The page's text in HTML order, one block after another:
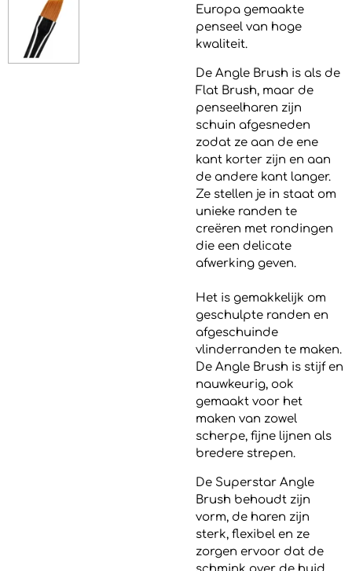
Europa gemaakte
penseel van hoge
kwaliteit.
De Angle Brush is als de
Flat Brush, maar de
penseelharen zijn
schuin afgesneden
zodat ze aan de ene
kant korter zijn en aan
de andere kant langer.
Ze stellen je in staat om
unieke randen te
creëren met rondingen
die een delicate
afwerking geven.
Het is gemakkelijk om
geschulpte randen en
afgeschuinde
vlinderranden te maken.
De Angle Brush is stijf en
nauwkeurig, ook
gemaakt voor het
maken van zowel
scherpe, fijne lijnen als
bredere strepen.
De Superstar Angle
Brush behoudt zijn
vorm, de haren zijn
sterk, flexibel en ze
zorgen ervoor dat de